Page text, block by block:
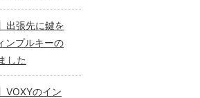
出張先に鍵を
ンプルキーの
した
VOXYのイン